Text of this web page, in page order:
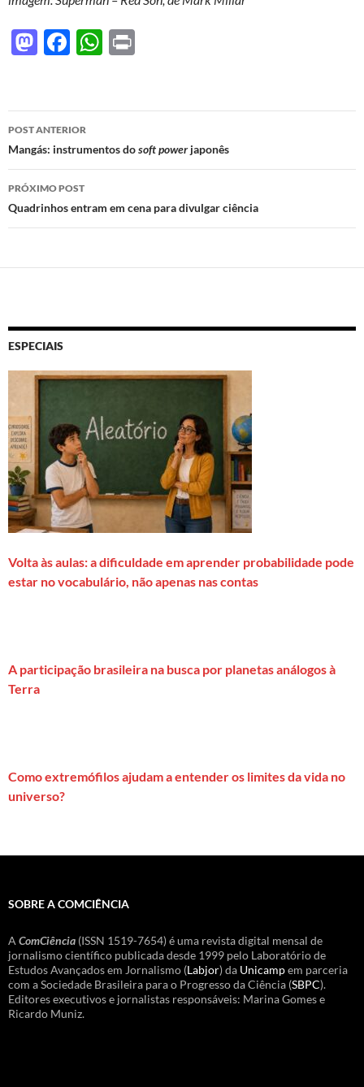
M
d
o
n
F
b
o
o
k
W
s
A
p
p
Navegação
de
posts
POST ANTERIOR
Mangás: instrumentos dosoft powerjaponês
PRÓXIMO POST
Quadrinhos entram em cena para divulgar ciência
ESPECIAIS
Volta às aulas: a dificuldade em aprender probabilidade pode
estar no vocabulário, não apenas nas contas
A participação brasileira na busca por planetas análogos à
Terra
Como extremófilos ajudam a entender os limites da vida no
universo?
SOBRE A COMCIÊNCIA
A ComCiência (ISSN 1519-7654) é uma revista digital mensal de
jornalismo científico publicada desde 1999 pelo Laboratório de
Estudos Avançados em Jornalismo (Labjor) da Unicampem parceria
com a Sociedade Brasileira para o Progresso da Ciência (SBPC).
Editores executivos e jornalistas responsáveis: Marina Gomes e
Ricardo Muniz.